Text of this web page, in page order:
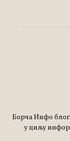
Борча Инфо блог/
у циљу